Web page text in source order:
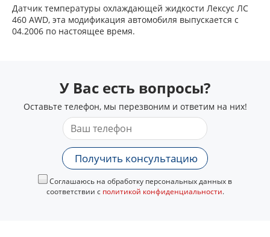
Датчик температуры охлаждающей жидкости Лексус ЛС
460 AWD, эта модификация автомобиля выпускается с
04.2006 по настоящее время.
У Вас есть вопросы?
Оставьте телефон, мы перезвоним и ответим на них!
Получить консультацию
Соглашаюсь на обработку персональных данных в
соответствии с политикой конфиденциальности.